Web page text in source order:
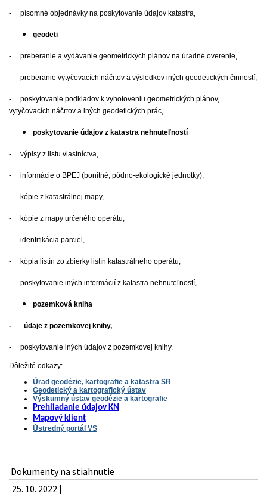
- písomné objednávky na poskytovanie údajov katastra,
geodeti
- preberanie a vydávanie geometrických plánov na úradné overenie,
- preberanie vytyčovacích náčrtov a výsledkov iných geodetických činností,
- poskytovanie podkladov k vyhotoveniu geometrických plánov,
vytyčovacích náčrtov a iných geodetických prác,
poskytovanie údajov z katastra nehnuteľností
- výpisy z listu vlastníctva,
- informácie o BPEJ (bonitné, pôdno-ekologické jednotky),
- kópie z katastrálnej mapy,
- kópie z mapy určeného operátu,
- identifikácia parciel,
- kópia listín zo zbierky listín katastrálneho operátu,
- poskytovanie iných informácií z katastra nehnuteľností,
pozemková kniha
- údaje z pozemkovej knihy,
- poskytovanie iných údajov z pozemkovej knihy.
Dôležité odkazy:
Úrad geodézie, kartografie a katastra SR
Geodetický a kartografický ústav
Výskumný ústav geodézie a kartografie
Prehliadanie údajov KN
Mapový klient
Ústredný portál VS
Dokumenty na stiahnutie
25. 10. 2022 |